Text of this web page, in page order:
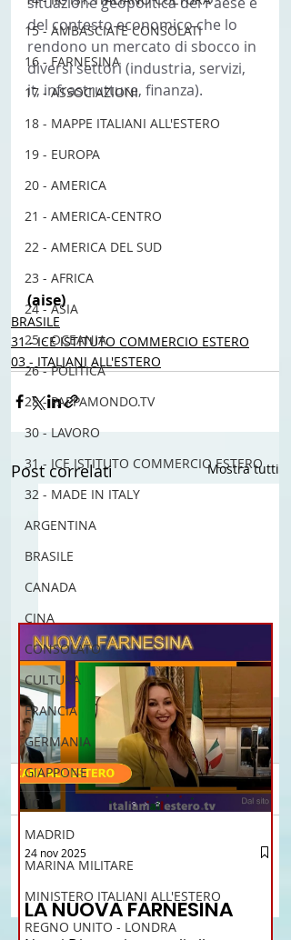
15 - AMBASCIATE CONSOLATI
16 - FARNESINA
17 - ASSOCIAZIONI
18 - MAPPE ITALIANI ALL'ESTERO
19 - EUROPA
20 - AMERICA
21 - AMERICA-CENTRO
22 - AMERICA DEL SUD
23 - AFRICA
24 - ASIA
25 - OCEANIA
26 - POLITICA
28 - PAPPAMONDO.TV
30 - LAVORO
31 - ICE ISTITUTO COMMERCIO ESTERO
32 - MADE IN ITALY
ARGENTINA
BRASILE
CANADA
CINA
CONSOLATO
CULTURA
FRANCIA
GERMANIA
GIAPPONE
IIC
MADRID
MARINA MILITARE
MINISTERO ITALIANI ALL'ESTERO
REGNO UNITO - LONDRA
del contesto economico che lo
rendono un mercato di sbocco in
diversi settori (industria, servizi,
it, infrastrutture, finanza).
(aise)
BRASILE
31 - ICE ISTITUTO COMMERCIO ESTERO
03 - ITALIANI ALL'ESTERO
Post correlati Mostra tutti
Brasile La Storia del
Talian e dell'Italiano in
Brasile
Commenti
Scrivi un commento...
LA NUOVA FARNESINA
12 - IESTV.TV WEB TV
24 nov 2025